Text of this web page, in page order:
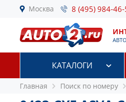
Москва 8 (495) 984-
КАТАЛОГИ
Главная Поиск по номеру